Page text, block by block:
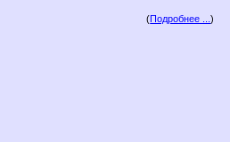
(Подробнее ...)